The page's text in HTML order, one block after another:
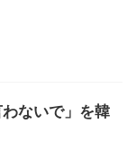
わないで」を韓